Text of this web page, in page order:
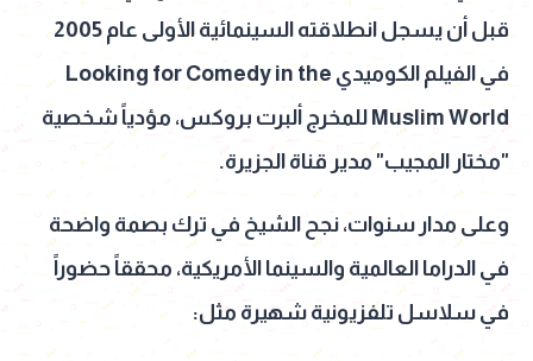
قبل أن يسجل انطلاقته السينمائية الأولى عام 2005
في الفيلم الكوميدي Looking for Comedy in the
Muslim World للمخرج ألبرت بروكس، مؤدياً شخصية
"مختار المجيب" مدير قناة الجزيرة.
وعلى مدار سنوات، نجح الشيخ في ترك بصمة واضحة
في الدراما العالمية والسينما الأمريكية، محققاً حضوراً
في سلاسل تلفزيونية شهيرة مثل: